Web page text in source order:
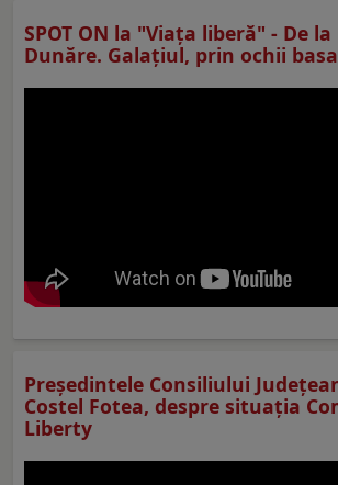
SPOT ON la "Viaţa liberă" - De
Dunăre. Galațiul, prin ochii
Preşedintele Consiliului
Costel Fotea, despre situaţia
Liberty